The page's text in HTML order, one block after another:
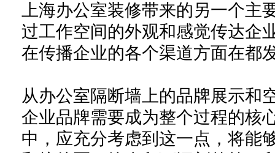
上海办公室装修带来的另一个主
过工作空间的外观和感觉传达企
在传播企业的各个渠道方面在都
从办公室隔断墙上的品牌展示和
企业品牌需要成为整个过程的核
中 ，应充分考虑到这一点 ， 将能